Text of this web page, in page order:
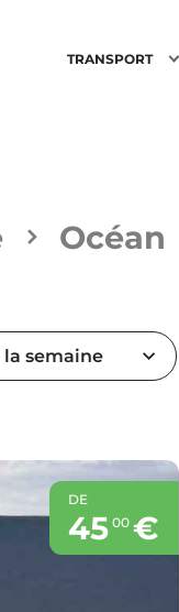
TRANSPORT
Océan
la semaine
DE
45 00 €